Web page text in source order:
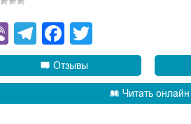
ViberTelegram
Facebook
Отзывы
Читать онлайн